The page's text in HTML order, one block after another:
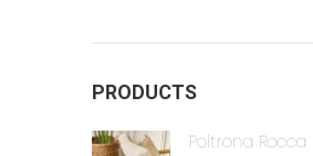
PRODUCTS
Poltrona Rocca